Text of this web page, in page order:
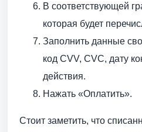
В соответствующей
которая будет
Заполнить данные
код CVV, CVC, дату
действия.
Нажать «Оплатить».
Стоит заметить, что